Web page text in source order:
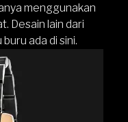
menggunakan
Desain lain dari
ada di sini.